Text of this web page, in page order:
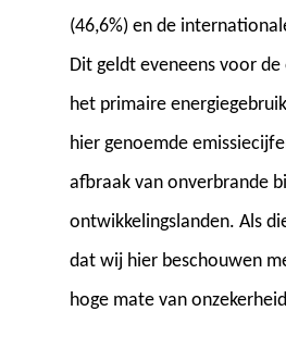
(46,6%) en de
Dit geldt eveneens voor
het primaire
hier genoemde
afbraak van onverbrande
ontwikkelingslanden. Als
dat wij hier beschouwen
hoge mate van